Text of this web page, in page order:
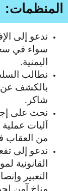
المنظمات:
ندعو إلى
سواء في
اليمنية.
نطالب
بالكشف عن
شاكر.
نحث على
آليات
من العقاب
ندعو إلى
القانونية
التعبير
مناخ آمن